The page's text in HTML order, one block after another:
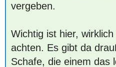
vergeben.
Wichtig ist hier,
achten. Es gibt da
Schafe, die einem das